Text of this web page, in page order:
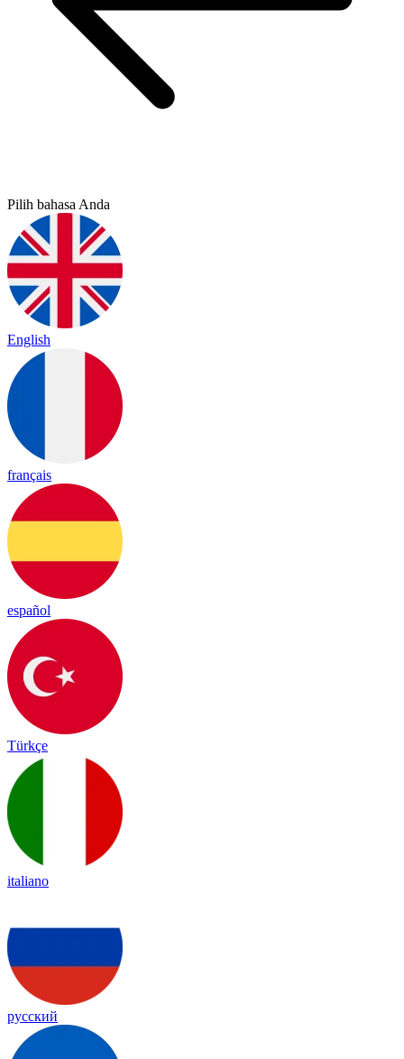
Pilih bahasa Anda
English
français
español
Türkçe
italiano
русский